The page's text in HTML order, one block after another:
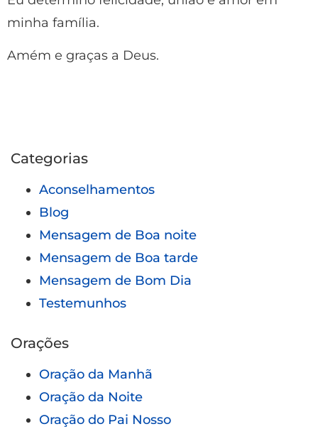
minha família.
Amém e graças a Deus.
Categorias
Aconselhamentos
Blog
Mensagem de Boa noite
Mensagem de Boa tarde
Mensagem de Bom Dia
Testemunhos
Orações
Oração da Manhã
Oração da Noite
Oração do Pai Nosso